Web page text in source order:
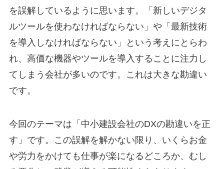
を誤解しているように思います。「新しいデジタ
ルツールを使わなければならない」や「最新技術
を導入しなければならない」という考えにとらわ
れ、高価な機器やツールを導入することに注力し
てしまう会社が多いのです。これは大きな勘違い
です。
今回のテーマは「中小建設会社のDXの勘違いを正
す」です。この誤解を解かない限り、いくらお金
や労力をかけても仕事が楽になるどころか、むし